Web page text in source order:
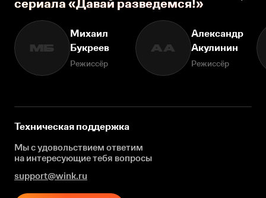
сериала «Давай разведемся!»
МБ
Михаил
Букреев
Режиссёр
АА
Александр
Акулинин
Режиссёр
Техническая поддержка
Мы с удовольствием ответим
на интересующиетебя вопросы
support@wink.ru